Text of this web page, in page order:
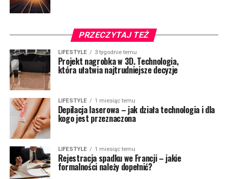
PRZECZYTAJ TEŻ
LIFESTYLE 3 tygodnie temu
Projekt nagrobka w 3D. Technologia,
która ułatwia najtrudniejsze decyzje
LIFESTYLE 1 miesiąc temu
Depilacja laserowa – jak działa technologia i dla
kogo jest przeznaczona
LIFESTYLE 1 miesiąc temu
Rejestracja spadku we Francji – jakie
formalności należy dopełnić?